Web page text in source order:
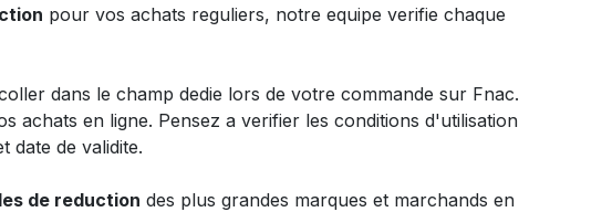
pour vos achats reguliers, notre equipe verifie chaque
dans le champ dedie lors de votre commande sur Fnac.
achats en ligne. Pensez a verifier les conditions d'utilisation
date de validite.
de reduction des plus grandes marques et marchands en